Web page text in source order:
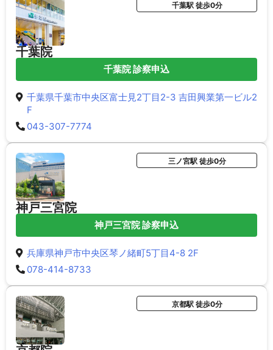
千葉院
千葉駅 徒歩0分
千葉院 診察申込
千葉県千葉市中央区富士見2丁目2-3 吉田興業第一ビル2
F
043-307-7774
神戸三宮院
三ノ宮駅 徒歩0分
神戸三宮院 診察申込
兵庫県神戸市中央区琴ノ緒町5丁目4-8 2F
078-414-8733
京都駅 徒歩0分